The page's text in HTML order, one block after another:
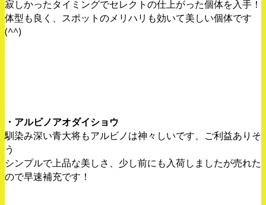
寂しかったタイミングでセレクトの仕上がった個体を入手！
体型も良く、スポットのメリハリも効いて美しい個体です
(^^)
・アルビノアオダイショウ
馴染み深い青大将もアルビノは神々しいです、ご利益ありそ
う
シンプルで上品な美しさ、少し前にも入荷しましたが売れた
ので早速補充です！